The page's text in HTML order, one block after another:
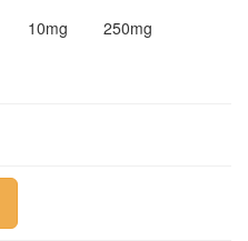
10mg
250mg